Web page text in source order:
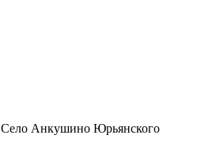
Село Анкушино Юрьянского